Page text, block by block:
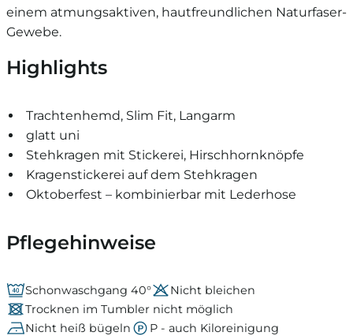
einem atmungsaktiven, hautfreundlichen Naturfaser-
Gewebe.
Highlights
Trachtenhemd, Slim Fit, Langarm
glatt uni
Stehkragen mit Stickerei, Hirschhornknöpfe
Kragenstickerei auf dem Stehkragen
Oktoberfest – kombinierbar mit Lederhose
Pflegehinweise
Schonwaschgang 40°
Nicht bleichen
Trocknen im Tumbler nicht möglich
Nicht heiß bügeln
P - auch Kiloreinigung